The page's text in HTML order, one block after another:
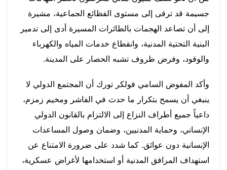
جسيمة قد ترقى إلى مستوى الفظائع الجماعية، مشيرة
إلى أن تصاعد الهجمات بالطائرات المسيرة أدى إلى تدمير
البنية التحتية المدنية، وانقطاع خدمات المياه والكهرباء
والوقود، وفرض ظروف تشبه الحصار على المدينة.
وأكد المفوض السامي فولكر تورك أن المجتمع الدولي لا
ينبغي أن يسمح بتكرار ما حدث في الفاشر ومخيم زمزم،
داعياً جميع أطراف النزاع إلى الالتزام بالقانون الدولي
الإنساني، وحماية المدنيين، وضمان وصول المساعدات
الإنسانية دون عوائق. كما شدد على ضرورة الامتناع عن
استهداف المرافق المدنية أو استخدامها لأغراض عسكرية،